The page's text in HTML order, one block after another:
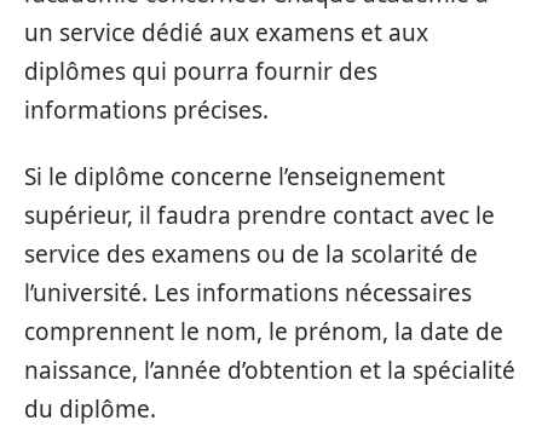
un service dédié aux examens et aux
diplômes qui pourra fournir des
informations précises.
Si le diplôme concerne l’enseignement
supérieur, il faudra prendre contact avec le
service des examens ou de la scolarité de
l’université. Les informations nécessaires
comprennent le nom, le prénom, la date de
naissance, l’année d’obtention et la spécialité
du diplôme.